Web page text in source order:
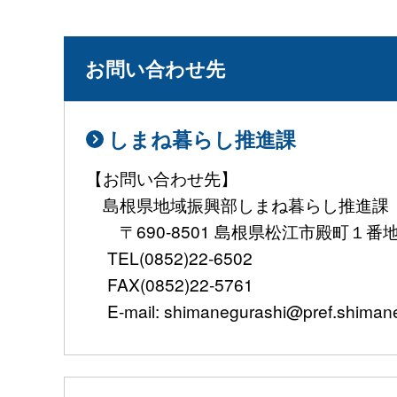
お問い合わせ先
しまね暮らし推進課
【お問い合わせ先】
島根県地域振興部しまね暮らし推進課
〒690-8501 島根県松江市殿町１番
TEL(0852)22-6502
FAX(0852)22-5761
E-mail: